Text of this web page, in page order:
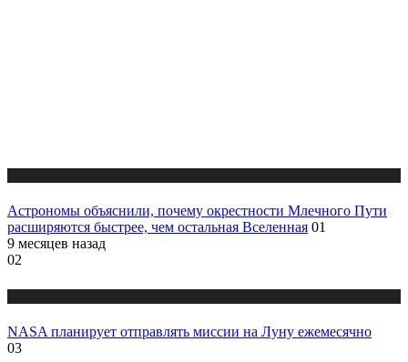
Астрономы объяснили, почему окрестности Млечного Пути
расширяются быстрее, чем остальная Вселенная 01
9 месяцев назад
02
NASA планирует отправлять миссии на Луну ежемесячно
03